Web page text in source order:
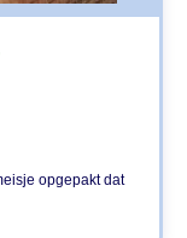
opgepakt dat